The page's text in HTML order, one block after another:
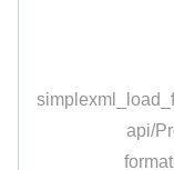
api/